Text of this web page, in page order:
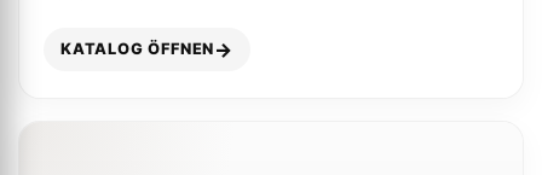
KATALOG ÖFFNEN